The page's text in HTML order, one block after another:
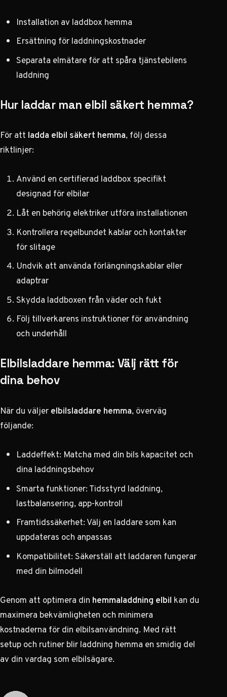
Installation av laddbox hemma
Ersättning för laddningskostnader
Separata elmätare för att spåra tjänstebilens
laddning
Hur laddar man elbil säkert hemma?
För att ladda elbil säkert hemma, följ dessa
riktlinjer:
Använd en certifierad laddbox specifikt
designad för elbilar
Låt en behörig elektriker utföra installationen
Kontrollera regelbundet kablar och kontakter
för slitage
Undvik att använda förlängningskablar eller
adaptrar
Skydda laddboxen från väder och fukt
Följ tillverkarens instruktioner för användning
och underhåll
Elbilsladdare hemma: Välj rätt för
dina behov
När du väljerelbilsladdare hemma, överväg
följande:
Laddeffekt: Matcha med din bils kapacitet och
dina laddningsbehov
Smarta funktioner: Tidsstyrd laddning,
lastbalansering, app-kontroll
Framtidssäkerhet: Välj en laddare som kan
uppdateras och anpassas
Kompatibilitet: Säkerställ att laddaren fungerar
med din bilmodell
Genom att optimera din hemmaladdning elbil kan du
maximera bekvämligheten och minimera
kostnaderna för din elbilsanvändning. Med rätt
setup och rutiner blir laddning hemma en smidig del
av din vardag som elbilsägare.